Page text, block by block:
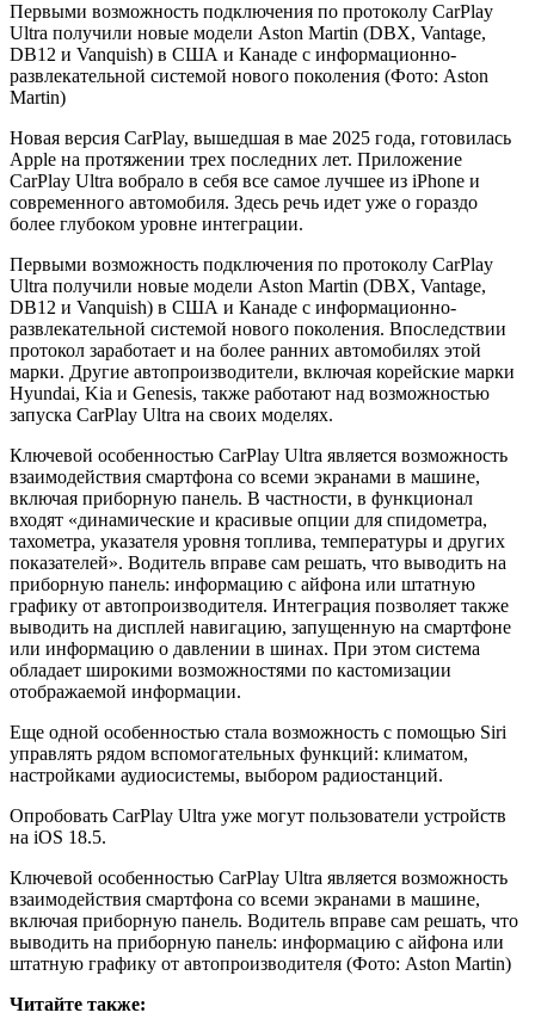
Первыми возможность подключения по протоколу CarPlay
Ultra получили новые модели Aston Martin (DBX, Vantage,
DB12 и Vanquish) в США и Канаде с информационно-
развлекательной системой нового поколения (Фото: Aston
Martin)
Новая версия CarPlay, вышедшая в мае 2025 года, готовилась
Apple на протяжении трех последних лет. Приложение
CarPlay Ultra вобрало в себя все самое лучшее из iPhone и
современного автомобиля. Здесь речь идет уже о гораздо
более глубоком уровне интеграции.
Первыми возможность подключения по протоколу CarPlay
Ultra получили новые модели Aston Martin (DBX, Vantage,
DB12 и Vanquish) в США и Канаде с информационно-
развлекательной системой нового поколения. Впоследствии
протокол заработает и на более ранних автомобилях этой
марки. Другие автопроизводители, включая корейские марки
Hyundai, Kia и Genesis, также работают над возможностью
запуска CarPlay Ultra на своих моделях.
Ключевой особенностью CarPlay Ultra является возможность
взаимодействия смартфона со всеми экранами в машине,
включая приборную панель. В частности, в функционал
входят «динамические и красивые опции для спидометра,
тахометра, указателя уровня топлива, температуры и других
показателей». Водитель вправе сам решать, что выводить на
приборную панель: информацию с айфона или штатную
графику от автопроизводителя. Интеграция позволяет также
выводить на дисплей навигацию, запущенную на смартфоне
или информацию о давлении в шинах. При этом система
обладает широкими возможностями по кастомизации
отображаемой информации.
Еще одной особенностью стала возможность с помощью Siri
управлять рядом вспомогательных функций: климатом,
настройками аудиосистемы, выбором радиостанций.
Опробовать CarPlay Ultra уже могут пользователи устройств
на iOS 18.5.
Ключевой особенностью CarPlay Ultra является возможность
взаимодействия смартфона со всеми экранами в машине,
включая приборную панель. Водитель вправе сам решать, что
выводить на приборную панель: информацию с айфона или
штатную графику от автопроизводителя (Фото: Aston Martin)
Читайте также: